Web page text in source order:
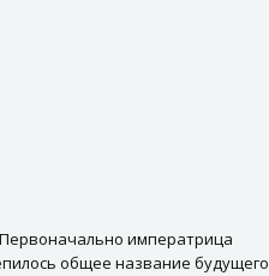
императрица
общее название будущего